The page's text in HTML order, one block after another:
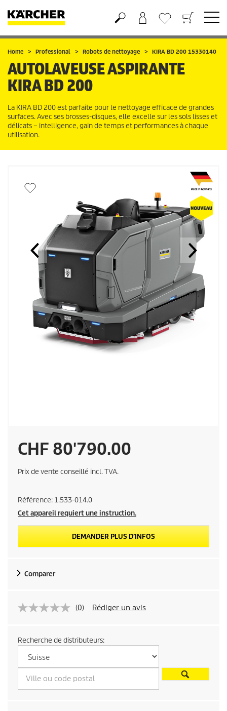
Panier
Liste d'envies
Home Professional Robots de nettoyage KIRA BD 200 15330140
AUTOLAVEUSE ASPIRANTE
KIRA BD 200
La KIRA BD 200 est parfaite pour le nettoyage efficace de grandes
surfaces. Avec ses brosses-disques, elle excelle sur les sols lisses et
délicats – intelligence, gain de temps et performances à chaque
utilisation.
P
r
i
x
d
e
e
CHF 80'790.00
Prix de vente conseillé incl. TVA.
Référence: 1.533-014.0
Cet appareil requiert une instruction.
DEMANDER PLUS D’INFOS
Comparer
(0) Rédiger un avis
Recherche de distributeurs: